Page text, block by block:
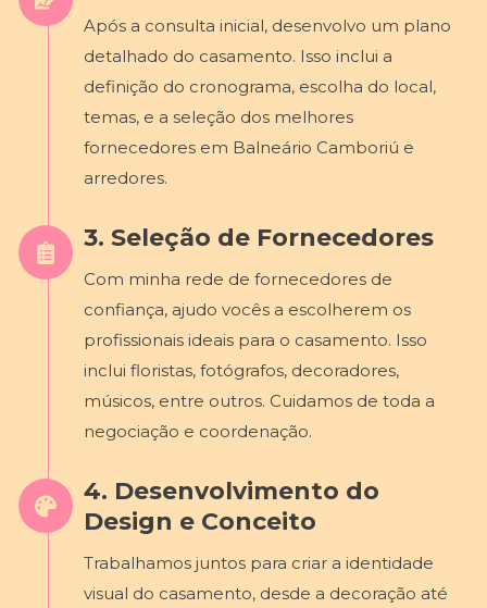
Após a consulta inicial, desenvolvo um plano
detalhado do casamento. Isso inclui a
definição do cronograma, escolha do local,
temas, e a seleção dos melhores
fornecedores em Balneário Camboriú e
arredores.
3. Seleção de Fornecedores
Com minha rede de fornecedores de
confiança, ajudo vocês a escolherem os
profissionais ideais para o casamento. Isso
inclui floristas, fotógrafos, decoradores,
músicos, entre outros. Cuidamos de toda a
negociação e coordenação.
4. Desenvolvimento do
Design e Conceito
Trabalhamos juntos para criar a identidade
visual do casamento, desde a decoração até